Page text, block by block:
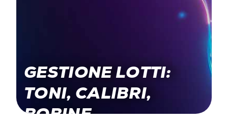
GESTIONE LOTTI:
TONI, CALIBRI,
BOBINE